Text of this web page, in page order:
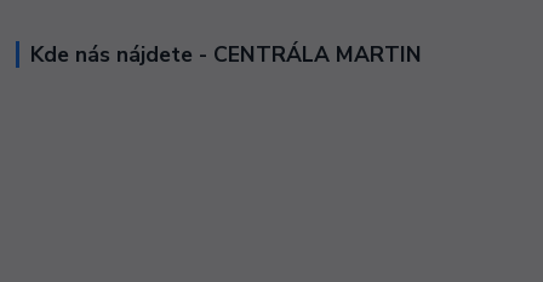
Kde nás nájdete - CENTRÁLA MARTIN